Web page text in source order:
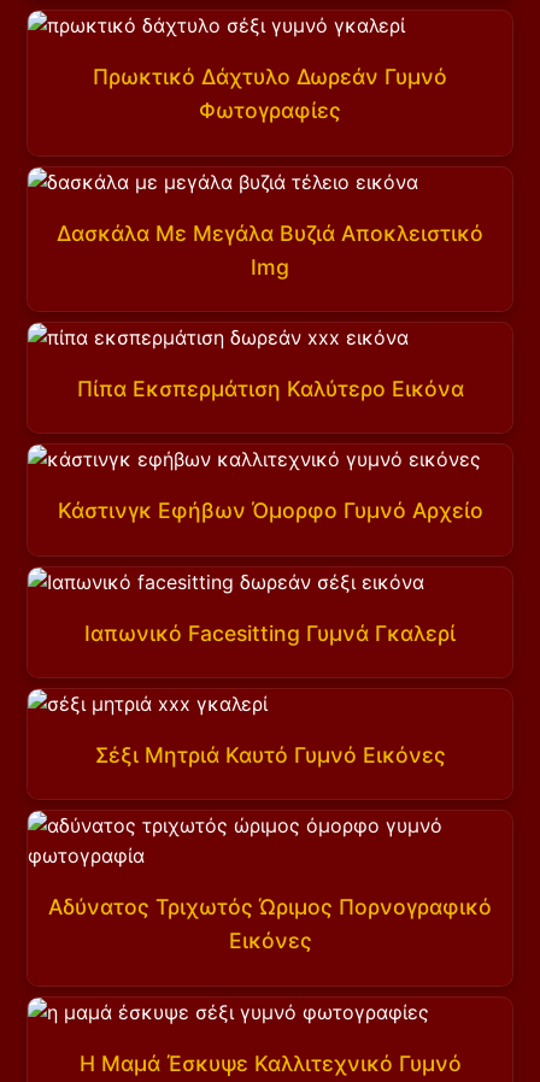
Πρωκτικό Δάχτυλο Δωρεάν Γυμνό
Φωτογραφίες
Δασκάλα Με Μεγάλα Βυζιά Αποκλειστικό
Img
Πίπα Εκσπερμάτιση Καλύτερο Εικόνα
Κάστινγκ Εφήβων Όμορφο Γυμνό Αρχείο
Ιαπωνικό Facesitting Γυμνά Γκαλερί
Σέξι Μητριά Καυτό Γυμνό Εικόνες
Αδύνατος Τριχωτός Ώριμος Πορνογραφικό
Εικόνες
Η Μαμά Έσκυψε Καλλιτεχνικό Γυμνό